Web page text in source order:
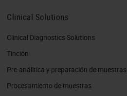
Clinical Solutions
Clinical Diagnostics Solutions
Tinción
Pre-análitica y preparación de muestras
Procesamiento de muestras